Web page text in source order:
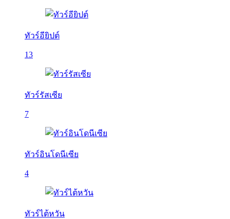
ทัวร์อียิปต์
13
ทัวร์รัสเซีย
7
ทัวร์อินโดนีเซีย
4
ทัวร์ไต้หวัน